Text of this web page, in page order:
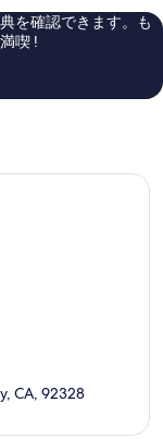
件
の
を確認できます。も
喫 !
CA, 92328